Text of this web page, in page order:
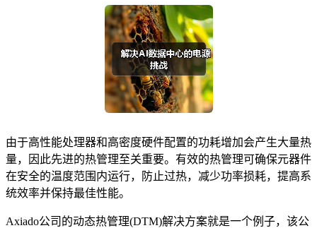
由于高性能处理器和高密度硬件配置的功耗增加会产生大量热
量，因此先进的热管理至关重要。有效的热管理可确保元器件
在安全的温度范围内运行，防止过热，减少功率损耗，提高系
统效率并保持最佳性能。
Axiado公司的动态热管理(DTM)解决方案就是一个例子，该公